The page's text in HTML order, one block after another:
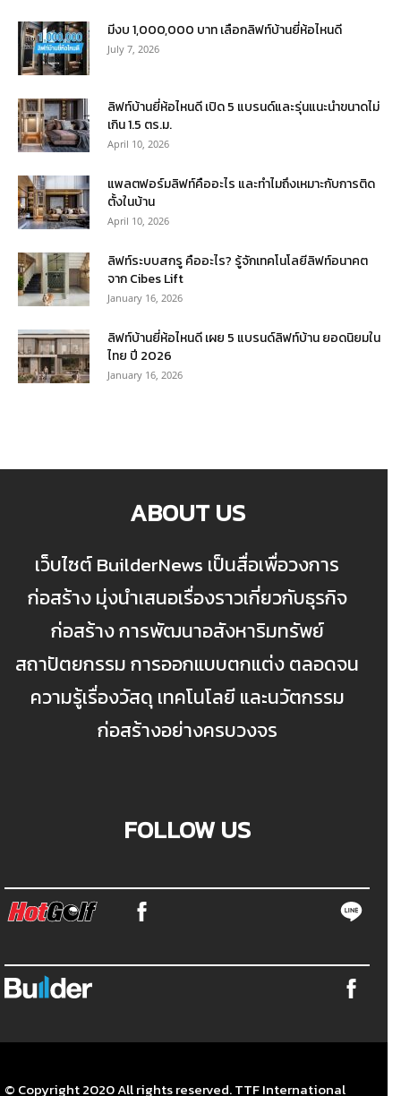
มีงบ 1,000,000 บาท เลือกลิฟท์บ้านยี่ห้อไหนดี
July 7, 2026
ลิฟท์บ้านยี่ห้อไหนดี เปิด 5 แบรนด์และรุ่นแนะนำขนาดไม่
เกิน 1.5 ตร.ม.
April 10, 2026
แพลตฟอร์มลิฟท์คืออะไร และทำไมถึงเหมาะกับการติด
ตั้งในบ้าน
April 10, 2026
ลิฟท์ระบบสกรู คืออะไร? รู้จักเทคโนโลยีลิฟท์อนาคต
จาก Cibes Lift
January 16, 2026
ลิฟท์บ้านยี่ห้อไหนดี เผย 5 แบรนด์ลิฟท์บ้าน ยอดนิยมใน
ไทย ปี 2026
January 16, 2026
ABOUT US
เว็บไซต์ BuilderNews เป็นสื่อเพื่อวงการ
ก่อสร้าง มุ่งนำเสนอเรื่องราวเกี่ยวกับธุรกิจ
ก่อสร้าง การพัฒนาอสังหาริมทรัพย์
สถาปัตยกรรม การออกแบบตกแต่ง ตลอดจน
ความรู้เรื่องวัสดุ เทคโนโลยี และนวัตกรรม
ก่อสร้างอย่างครบวงจร
FOLLOW US
© Copyright 2020 All rights reserved. TTF International